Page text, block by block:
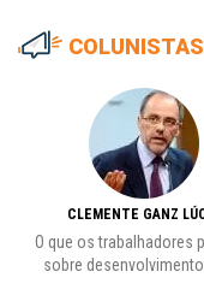
COLUNISTAS
CLEMENTE GANZ
O que os trabalhadores
sobre desenvolvimento;